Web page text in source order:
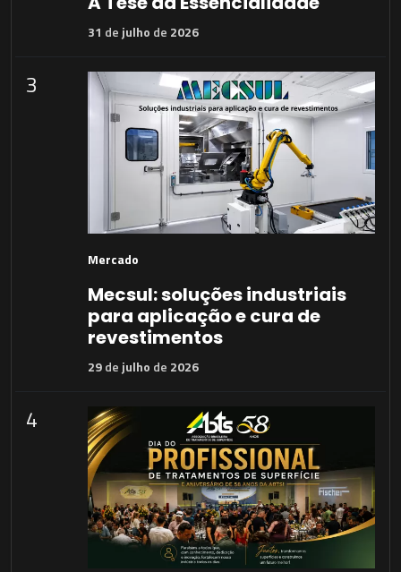
31 de julho de 2026
3
Mercado
Mecsul: soluções industriais
para aplicação e cura de
revestimentos
29de julho de 2026
4